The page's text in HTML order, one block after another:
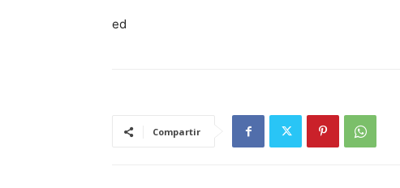
ed
Compartir